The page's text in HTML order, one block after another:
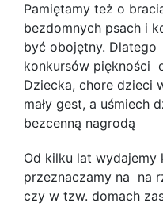
Pamiętamy też o
bezdomnych psach i
być obojętny.
konkursów piękności
Dziecka, chore dzieci
mały gest, a uśmiech
bezcenną nagrodą
Od kilku lat wydajemy
przeznaczamy na na
czy w tzw. domach